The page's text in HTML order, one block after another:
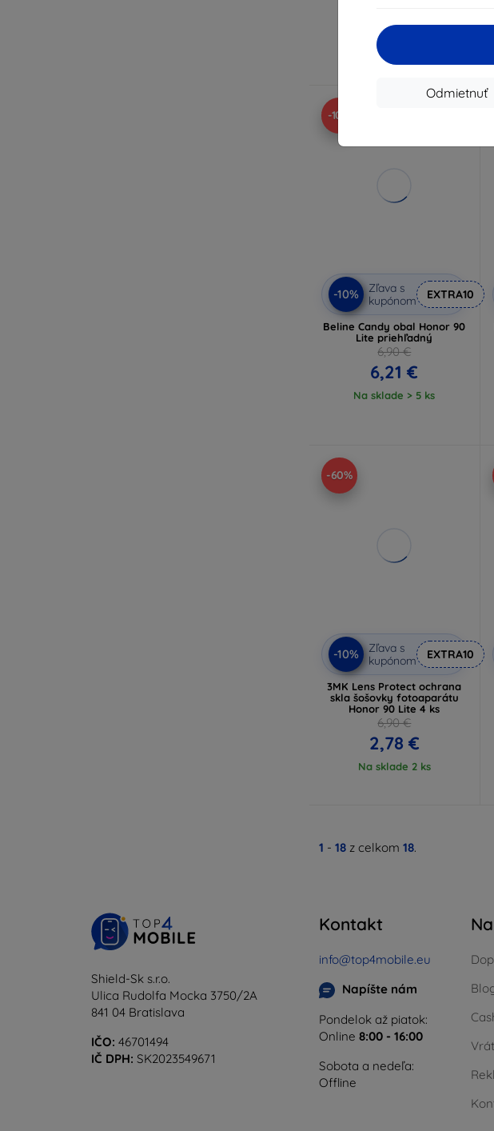
Odmietnuť
Na sklade > 5 ks
-10%
-10%
Zľava s
kupónom
EXTRA10
Beline Candy obal Honor 90
Lite priehľadný
6,90 €
6,21 €
Na sklade > 5 ks
-60%
-10%
Zľava s
kupónom
EXTRA10
3MK Lens Protect ochrana
skla šošovky fotoaparátu
Honor 90 Lite 4 ks
6,90 €
2,78 €
Na sklade 2 ks
1 - 18 z celkom 18.
Shield-Sk s.r.o.
Ulica Rudolfa Mocka 3750/2A
841 04 Bratislava
IČO: 46701494
IČ DPH: SK2023549671
Kontakt
info@top4mobile.eu
Napíšte nám
Pondelok až piatok:
Online 8:00 - 16:00
Sobota a nedeľa:
Offline